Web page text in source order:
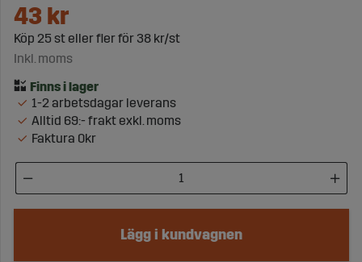
43 kr
Köp 25 st eller fler för 38 kr/st
Inkl. moms
1-2 arbetsdagar leverans
Alltid 69:- frakt exkl. moms
Faktura 0kr
Lägg i kundvagnen